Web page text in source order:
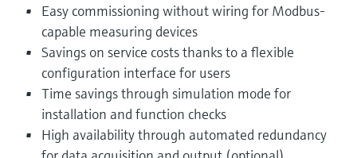
Easy commissioning without wiring for Modbus-
capable measuring devices
Savings on service costs thanks to a flexible
configuration interface for users
Time savings through simulation mode for
installation and function checks
High availability through automated redundancy